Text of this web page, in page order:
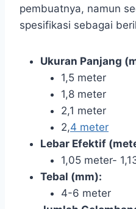
pembuatnya, namun
spesifikasi sebagai
Ukuran Panjang
1,5 meter
1,8 meter
2,1 meter
2,4 meter
Lebar Efektif
1,05 meter-
Tebal (mm):
4-6 meter